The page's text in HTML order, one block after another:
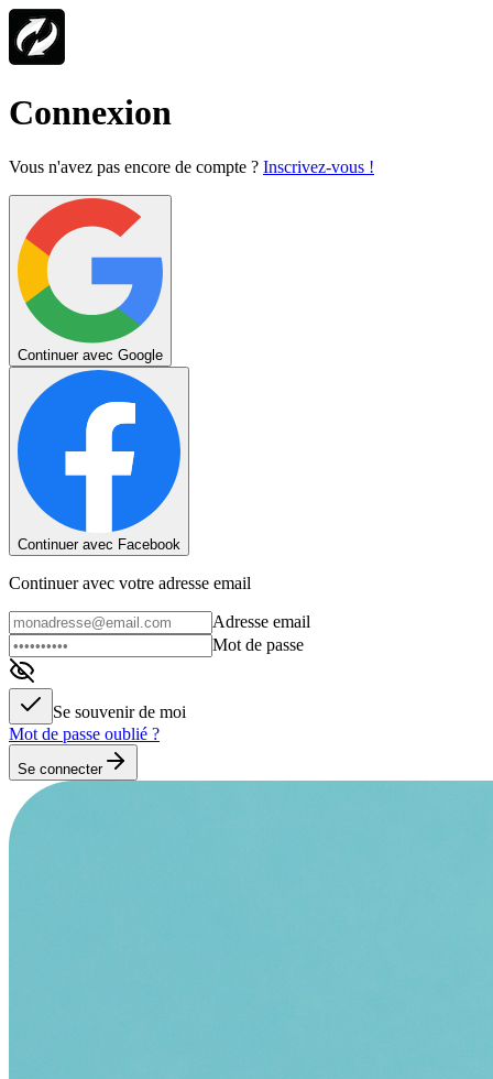
Connexion
Vous n'avez pas encore de compte ? Inscrivez-vous !
Continuer avec Google
Continuer avec Facebook
Continuer avec votre adresse email
Adresse email
Mot de passe
Se souvenir de moi
Mot de passe oublié ?
Se connecter